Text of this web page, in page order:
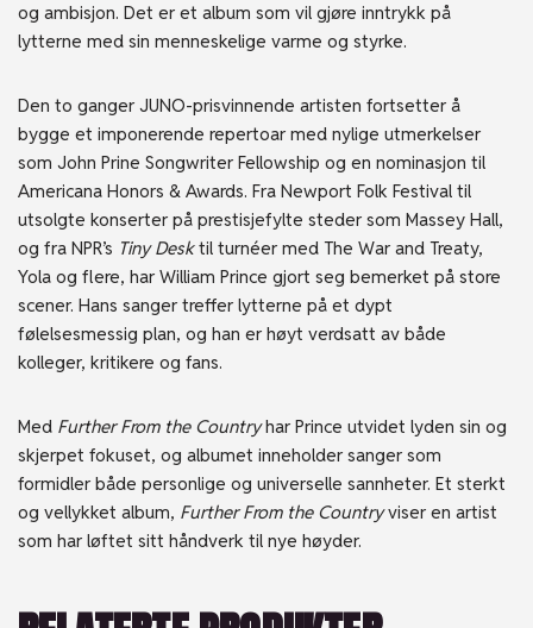
og ambisjon. Det er et album som vil gjøre inntrykk på
lytterne med sin menneskelige varme og styrke.
Den to ganger JUNO-prisvinnende artisten fortsetter å
bygge et imponerende repertoar med nylige utmerkelser
som John Prine Songwriter Fellowship og en nominasjon til
Americana Honors & Awards. Fra Newport Folk Festival til
utsolgte konserter på prestisjefylte steder som Massey Hall,
og fra NPR’s Tiny Desktil turnéer med The War and Treaty,
Yola og flere, har William Prince gjort seg bemerket på store
scener. Hans sanger treffer lytterne på et dypt
følelsesmessig plan, og han er høyt verdsatt av både
kolleger, kritikere og fans.
Med Further From the Countryhar Prince utvidet lyden sin og
skjerpet fokuset, og albumet inneholder sanger som
formidler både personlige og universelle sannheter. Et sterkt
og vellykket album, Further From the Countryviser en artist
som har løftet sitt håndverk til nye høyder.